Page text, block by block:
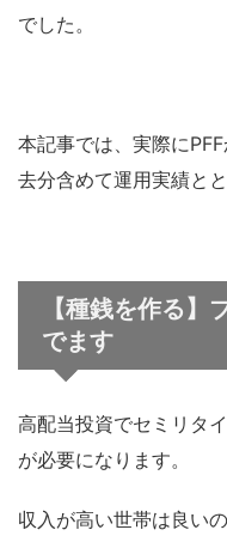
でした。
本記事では、実際に
去分含めて運用実績と
【種銭を作る】
でます
高配当投資でセミリタ
が必要になります。
収入が高い世帯は良い